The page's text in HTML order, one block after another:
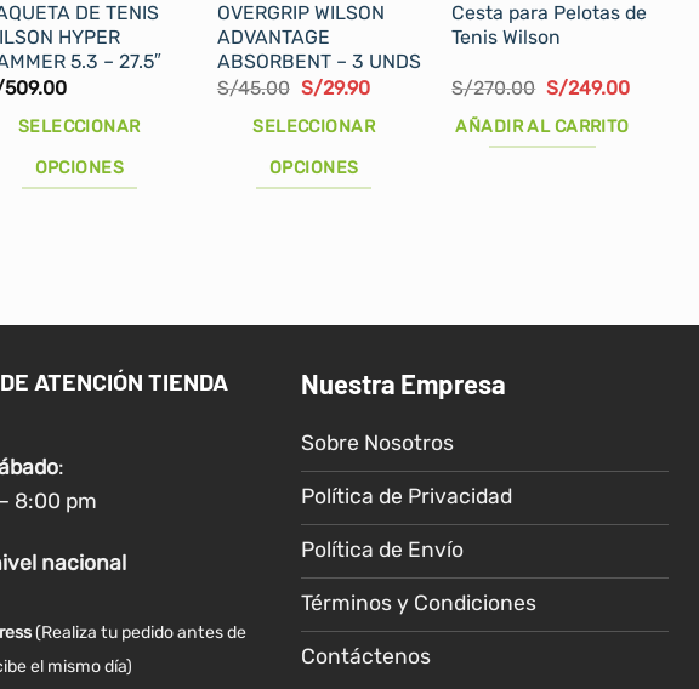
DE TENIS
HYPER
5.3 – 27.5″
509.00
SELECCIONAR
OPCIONES
OVERGRIP WILSON
ADVANTAGE
ABSORBENT – 3 UNDS
S/45.00 El
precio
original
S/45.00.
S/29.90El
actual
SELECCIONAR
OPCIONES
variantes.
opciones
producto
Cesta para Pelotas de
Tenis Wilson
S/270.00 El
precio
original
era:
S/249.00El
AÑADIR AL CARRITO
ATENCIÓN TIENDA
:
8:00 pm
nacional
(Realiza tu pedido antes de
el mismo día)
Nuestra Empresa
Sobre Nosotros
Política de Privacidad
Política de Envío
Términos y Condiciones
Contáctenos